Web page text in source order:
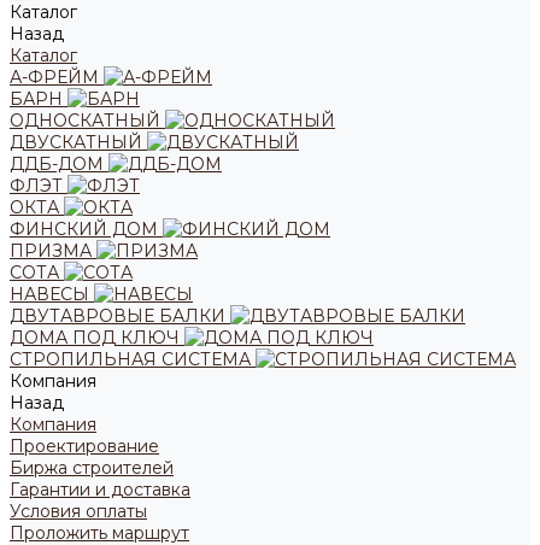
Каталог
Назад
Каталог
А-ФРЕЙМ
БАРН
ОДНОСКАТНЫЙ
ДВУСКАТНЫЙ
ДДБ-ДОМ
ФЛЭТ
ОКТА
ФИНСКИЙ ДОМ
ПРИЗМА
СОТА
НАВЕСЫ
ДВУТАВРОВЫЕ БАЛКИ
ДОМА ПОД КЛЮЧ
СТРОПИЛЬНАЯ СИСТЕМА
Компания
Назад
Компания
Проектирование
Биржа строителей
Гарантии и доставка
Условия оплаты
Проложить маршрут